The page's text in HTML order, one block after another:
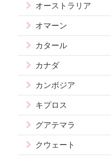
オーストラリア
オマーン
カタール
カナダ
カンボジア
キプロス
グアテマラ
クウェート